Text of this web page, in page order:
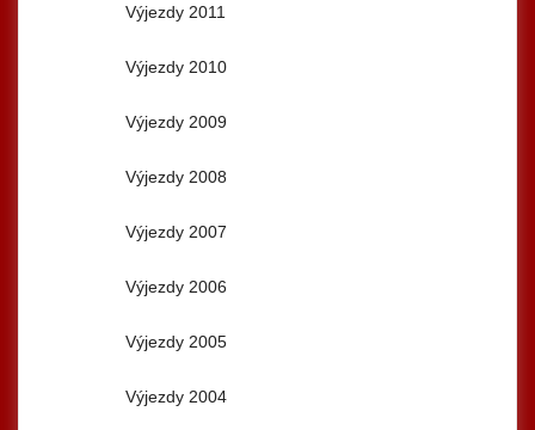
Výjezdy 2011
Výjezdy 2010
Výjezdy 2009
Výjezdy 2008
Výjezdy 2007
Výjezdy 2006
Výjezdy 2005
Výjezdy 2004